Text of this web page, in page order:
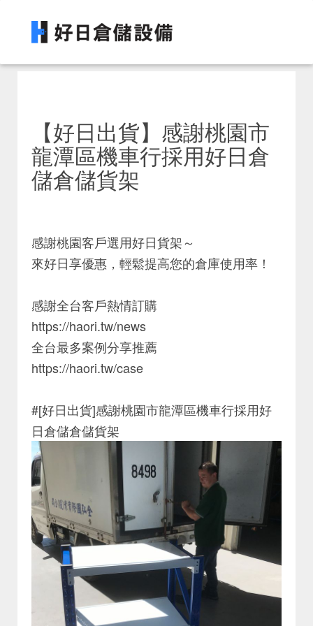
【好日出貨】感謝桃園市
龍潭區機車行採用好日倉
儲倉儲貨架
感謝桃園客戶選用好日貨架～
來好日享優惠，輕鬆提高您的倉庫使用率！
感謝全台客戶熱情訂購
https://haori.tw/news
全台最多案例分享推薦
https://haori.tw/case
#[好日出貨]感謝桃園市龍潭區機車行採用好
日倉儲倉儲貨架